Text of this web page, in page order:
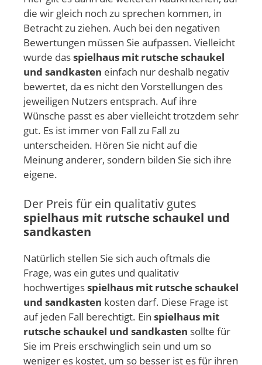
die wir gleich noch zu sprechen kommen, in
Betracht zu ziehen. Auch bei den negativen
Bewertungen müssen Sie aufpassen. Vielleicht
wurde dasspielhaus mit rutsche schaukel
und sandkasten einfach nur deshalb negativ
bewertet, da es nicht den Vorstellungen des
jeweiligen Nutzers entsprach. Auf ihre
Wünsche passt es aber vielleicht trotzdem sehr
gut. Es ist immer von Fall zu Fall zu
unterscheiden. Hören Sie nicht auf die
Meinung anderer, sondern bilden Sie sich ihre
eigene.
Der Preis für ein qualitativ gutes
spielhaus mit rutsche schaukel und
sandkasten
Natürlich stellen Sie sich auch oftmals die
Frage, was ein gutes und qualitativ
hochwertigesspielhaus mit rutsche schaukel
und sandkasten kosten darf. Diese Frage ist
auf jeden Fall berechtigt. Ein spielhaus mit
rutsche schaukel und sandkasten sollte für
Sie im Preis erschwinglich sein und um so
weniger es kostet, um so besser ist es für ihren